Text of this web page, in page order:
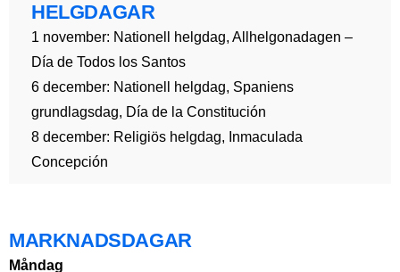
HELGDAGAR
1 november: Nationell helgdag, Allhelgonadagen –
Día de Todos los Santos
6 december: Nationell helgdag, Spaniens
grundlagsdag, Día de la Constitución
8 december: Religiös helgdag, Inmaculada
Concepción
MARKNADSDAGAR
Måndag